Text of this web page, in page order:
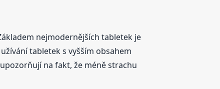
nejmodernějších tabletek je
tabletek s vyšším obsahem
na fakt, že méně strachu